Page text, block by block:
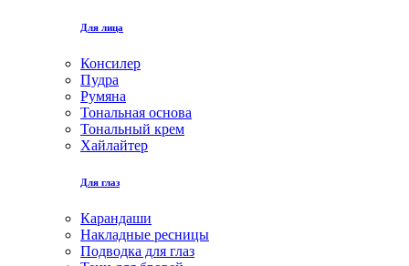
Для лица
Консилер
Пудра
Румяна
Тональная основа
Тональный крем
Хайлайтер
Для глаз
Карандаши
Накладные ресницы
Подводка для глаз